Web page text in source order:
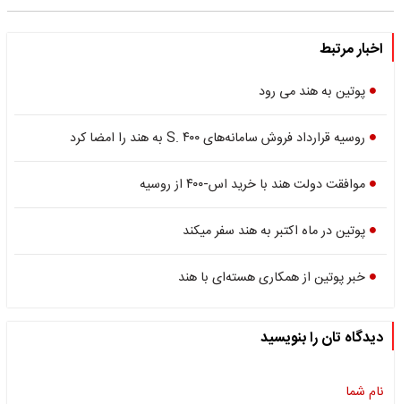
اخبار مرتبط
پوتین به هند می رود
روسیه قرارداد فروش سامانه‌های S. ۴۰۰ به هند را امضا کرد
موافقت دولت هند با خرید اس-۴۰۰ از روسیه
پوتین در ماه اکتبر به هند سفر میکند
خبر پوتین از همکاری هسته‌ای با هند
دیدگاه تان را بنویسید
نام شما